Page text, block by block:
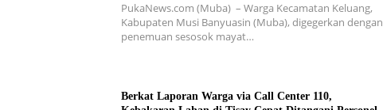
PukaNews.com (Muba) – Warga Kecamatan Keluang,
Kabupaten Musi Banyuasin (Muba), digegerkan dengan
penemuan sesosok mayat…
Berkat Laporan Warga via Call Center 110,